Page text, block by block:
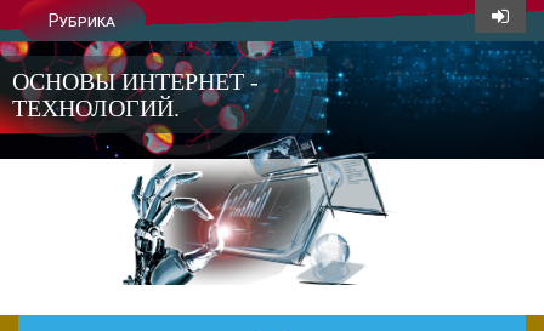
Рубрика
ОСНОВЫ ИНТЕРНЕТ -
ТЕХНОЛОГИЙ.